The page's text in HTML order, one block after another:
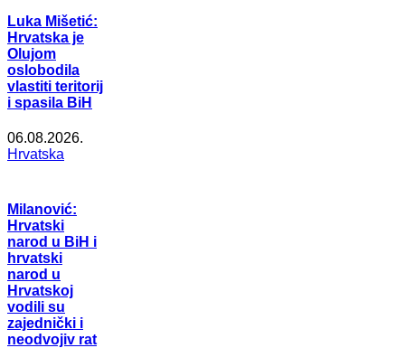
Luka Mišetić:
Hrvatska je
Olujom
oslobodila
vlastiti teritorij
i spasila BiH
06.08.2026.
Hrvatska
Milanović:
Hrvatski
narod u BiH i
hrvatski
narod u
Hrvatskoj
vodili su
zajednički i
neodvojiv rat